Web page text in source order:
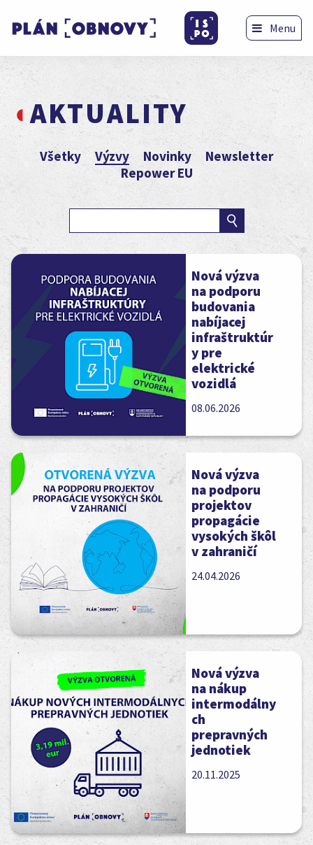
Menu
AKTUALITY
Všetky Výzvy Novinky
Newsletter
Repower EU
Nová výzva
na podporu
budovania
nabíjacej
infraštruktúr
y pre
elektrické
vozidlá
08.06.2026
Nová výzva
na podporu
projektov
propagácie
vysokých škôl
v zahraničí
24.04.2026
Nová výzva
na nákup
intermodálny
ch
prepravných
jednotiek
20.11.2025